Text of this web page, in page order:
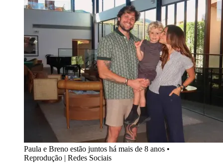
Paula e Breno estão juntos há mais de 8 anos •
Reprodução | Redes Sociais